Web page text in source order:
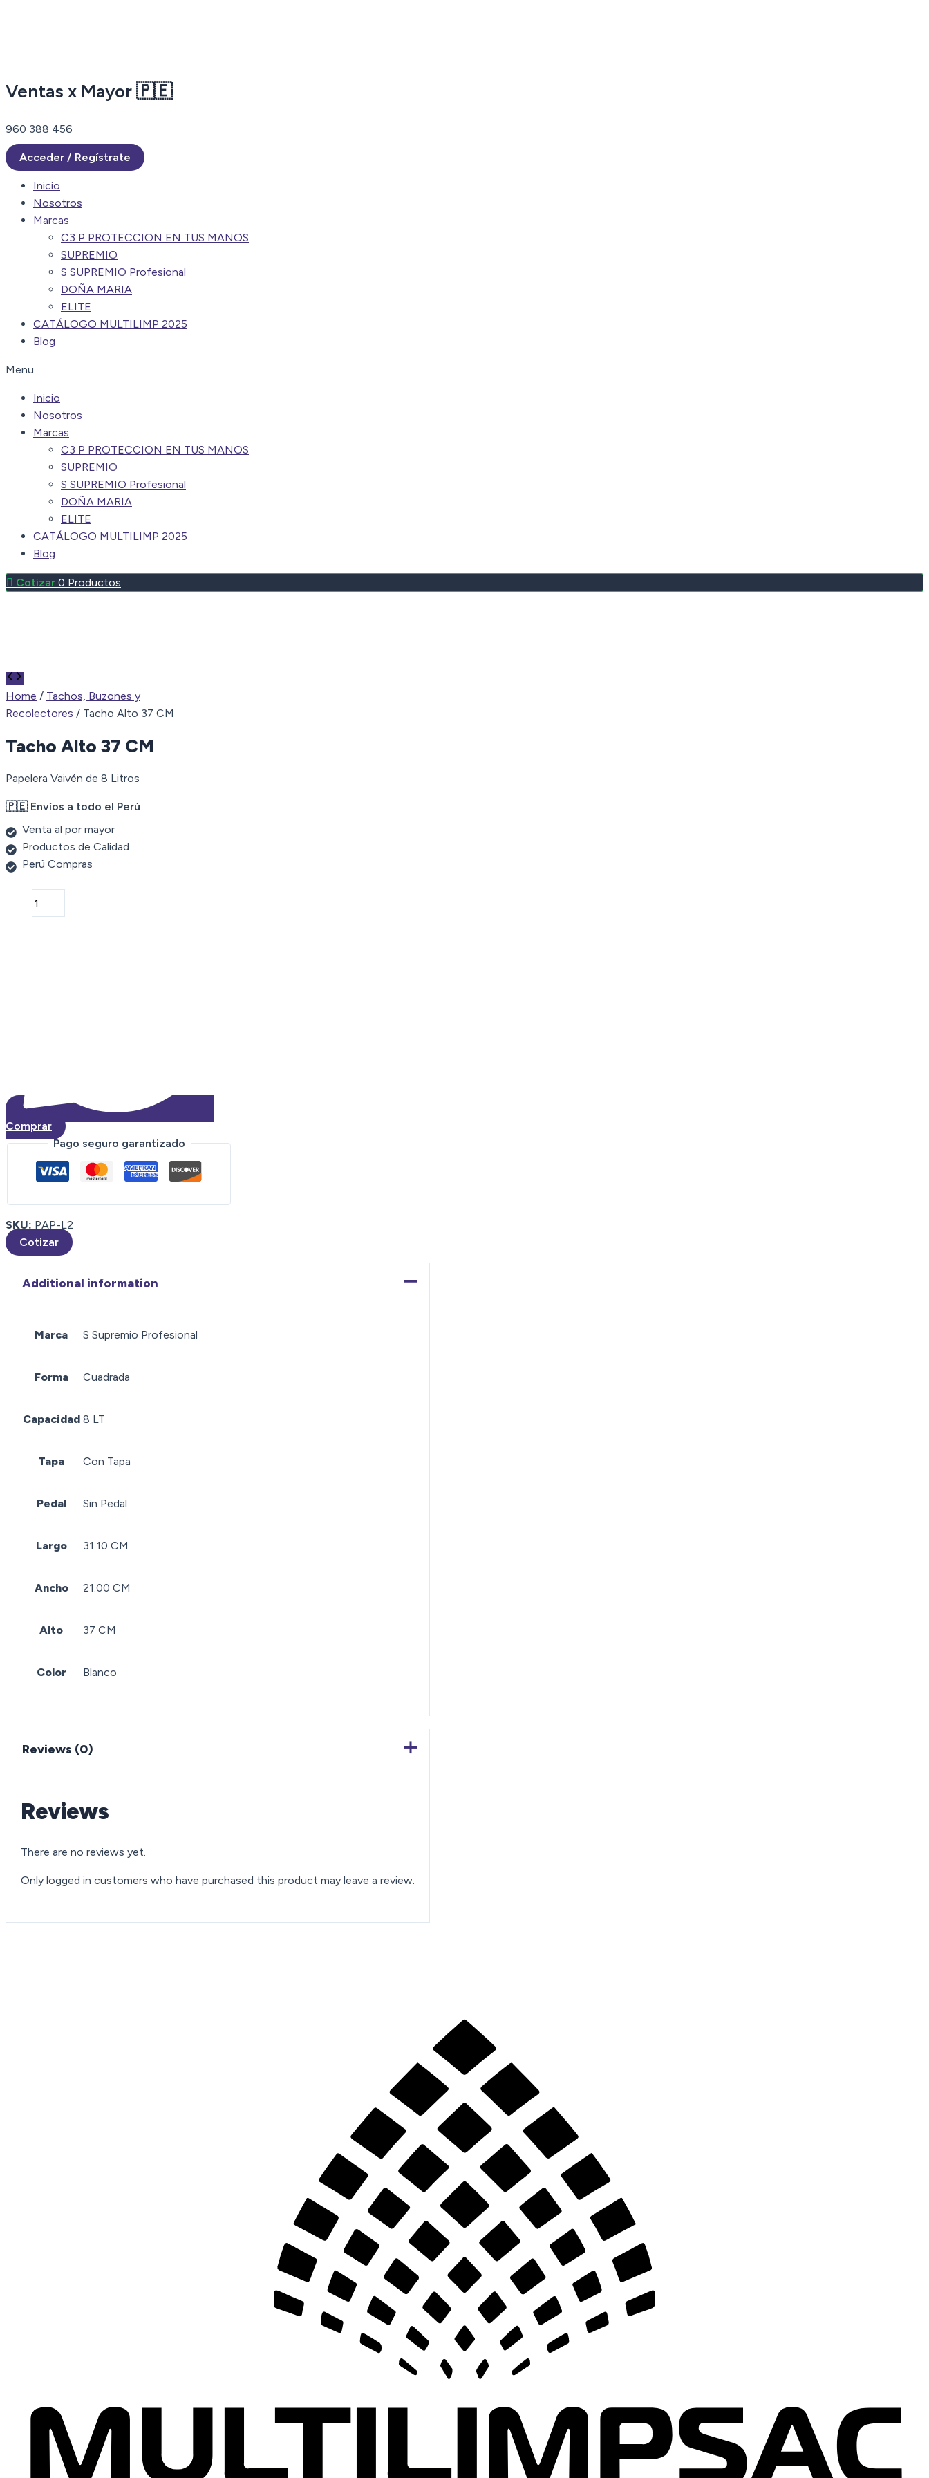
Ventas x Mayor 🇵🇪
960 388 456
Acceder / Regístrate
Inicio
Nosotros
Marcas
C3 P PROTECCION EN TUS MANOS
SUPREMIO
S SUPREMIO Profesional
DOÑA MARIA
ELITE
CATÁLOGO MULTILIMP 2025
Blog
Menu
Inicio
Nosotros
Marcas
C3 P PROTECCION EN TUS MANOS
SUPREMIO
S SUPREMIO Profesional
DOÑA MARIA
ELITE
CATÁLOGO MULTILIMP 2025
Blog
0 Productos
Home / Tachos, Buzones y
Recolectores / Tacho Alto 37 CM
Tacho Alto 37 CM
Papelera Vaivén de 8 Litros
🇵🇪 Envíos a todo el Perú
Venta al por mayor
Productos de Calidad
Perú Compras
Tacho
Comprar
Pago seguro garantizado
SKU: PAP-L2
Cotizar
Additional information
Marca S Supremio Profesional
Forma Cuadrada
Capacidad 8 LT
Tapa Con Tapa
Pedal Sin Pedal
Largo 31.10 CM
Ancho 21.00 CM
Alto 37 CM
Color Blanco
Reviews (0)
Reviews
There are no reviews yet.
Only logged in customers who have purchased this product may leave a review.